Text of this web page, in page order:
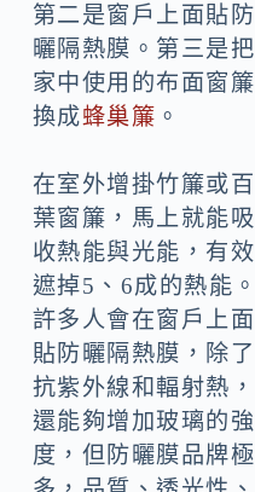
第二是窗戶上面貼防
曬隔熱膜。第三是把
家中使用的布面窗簾
換成蜂巢簾 。
在室外增掛竹簾或百
葉窗簾，馬上就能吸
收熱能與光能，有效
遮掉5、6成的熱能。
許多人會在窗戶上面
貼防曬隔熱膜，除了
抗紫外線和輻射熱，
還能夠增加玻璃的強
度，但防曬膜品牌極